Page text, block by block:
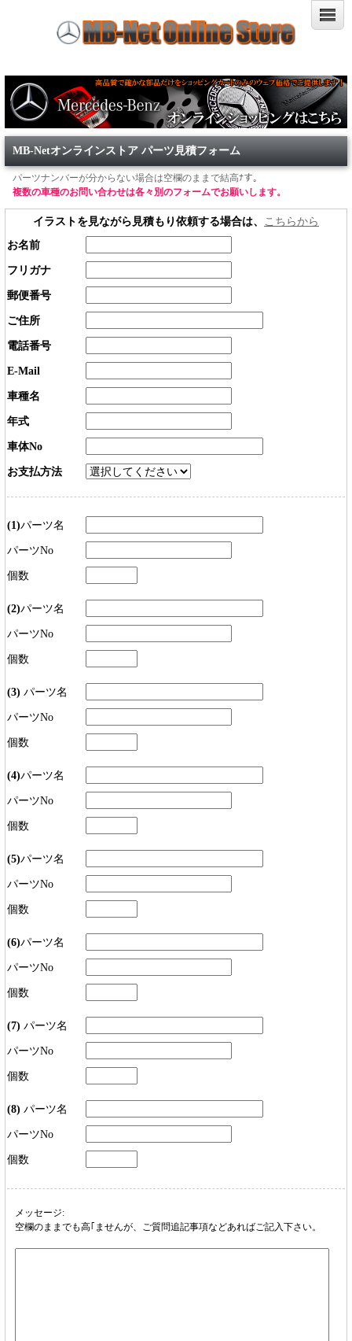
MB-Netオンラインストア パーツ見積フォーム
パーツナンバーが分からない場合は空欄のままで結高ﾅす。
複数の車種のお問い合わせは各々別のフォームでお願いします。
イラストを見ながら見積もり依頼する場合は、
こちらから
お名前
フリガナ
郵便番号
ご住所
電話番号
E-Mail
車種名
年式
車体No
お支払方法
(1)パーツ名
パーツNo
個数
(2)パーツ名
パーツNo
個数
(3) パーツ名
パーツNo
個数
(4)パーツ名
パーツNo
個数
(5)パーツ名
パーツNo
個数
(6)パーツ名
パーツNo
個数
(7) パーツ名
パーツNo
個数
(8) パーツ名
パーツNo
個数
メッセージ:
空欄のままでも高｢ませんが、ご質問追記事項などあればご記入下さい。